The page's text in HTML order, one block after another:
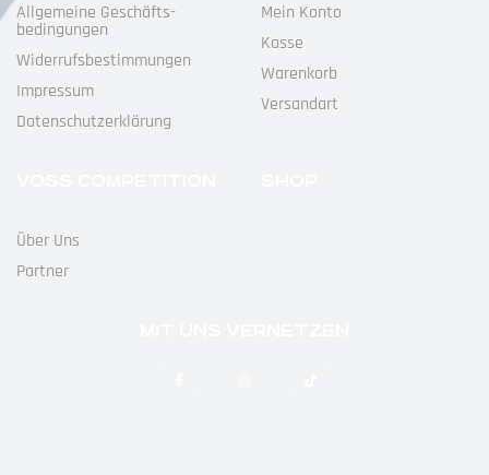
Allgemeine Geschäfts­
Bedingungen
Widerrufs­bestimmungen
Impressum
Datenschutz­erklärung
Mein Konto
Kasse
Warenkorb
Versandart
Über Uns
Partner